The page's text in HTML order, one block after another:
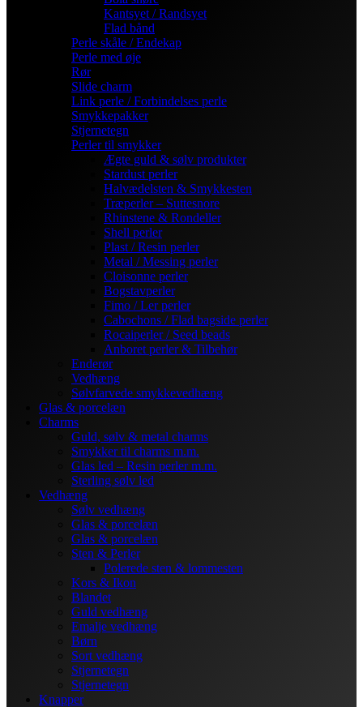
Kantsyet / Randsyet
Flad bånd
Perle skåle / Endekap
Perle med øje
Rør
Slide charm
Link perle / Forbindelses perle
Smykkepakker
Stjernetegn
Perler til smykker
Ægte guld & sølv produkter
Stardust perler
Halvædelsten & Smykkesten
Træperler – Suttesnore
Rhinstene & Rondeller
Shell perler
Plast / Resin perler
Metal / Messing perler
Cloisonne perler
Bogstavperler
Fimo / Ler perler
Cabochons / Flad bagside perler
Rocaiperler / Seed beads
Anboret perler & Tilbehør
Enderør
Vedhæng
Sølvfarvede smykkevedhæng
Glas & porcelæn
Charms
Guld, sølv & metal charms
Smykker til charms m.m.
Glas led – Resin perler m.m.
Sterling sølv led
Vedhæng
Sølv vedhæng
Glas & porcelæn
Glas & porcelæn
Sten & Perler
Polerede sten & lommesten
Kors & Ikon
Blandet
Guld vedhæng
Emalje vedhæng
Børn
Sort vedhæng
Stjernetegn
Stjernetegn
Knapper